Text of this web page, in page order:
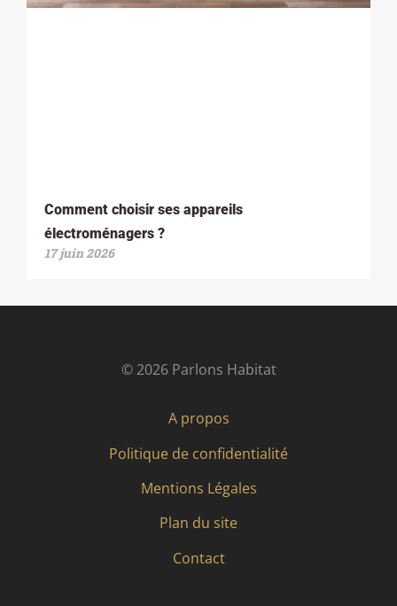
Comment choisir ses appareils
électroménagers ?
17 juin 2026
© 2026 Parlons Habitat
A propos
Politique de confidentialité
Mentions Légales
Plan du site
Contact